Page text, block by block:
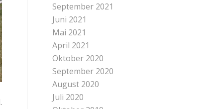
September 2021
Juni 2021
Mai 2021
April 2021
Oktober 2020
September 2020
August 2020
Juli 2020